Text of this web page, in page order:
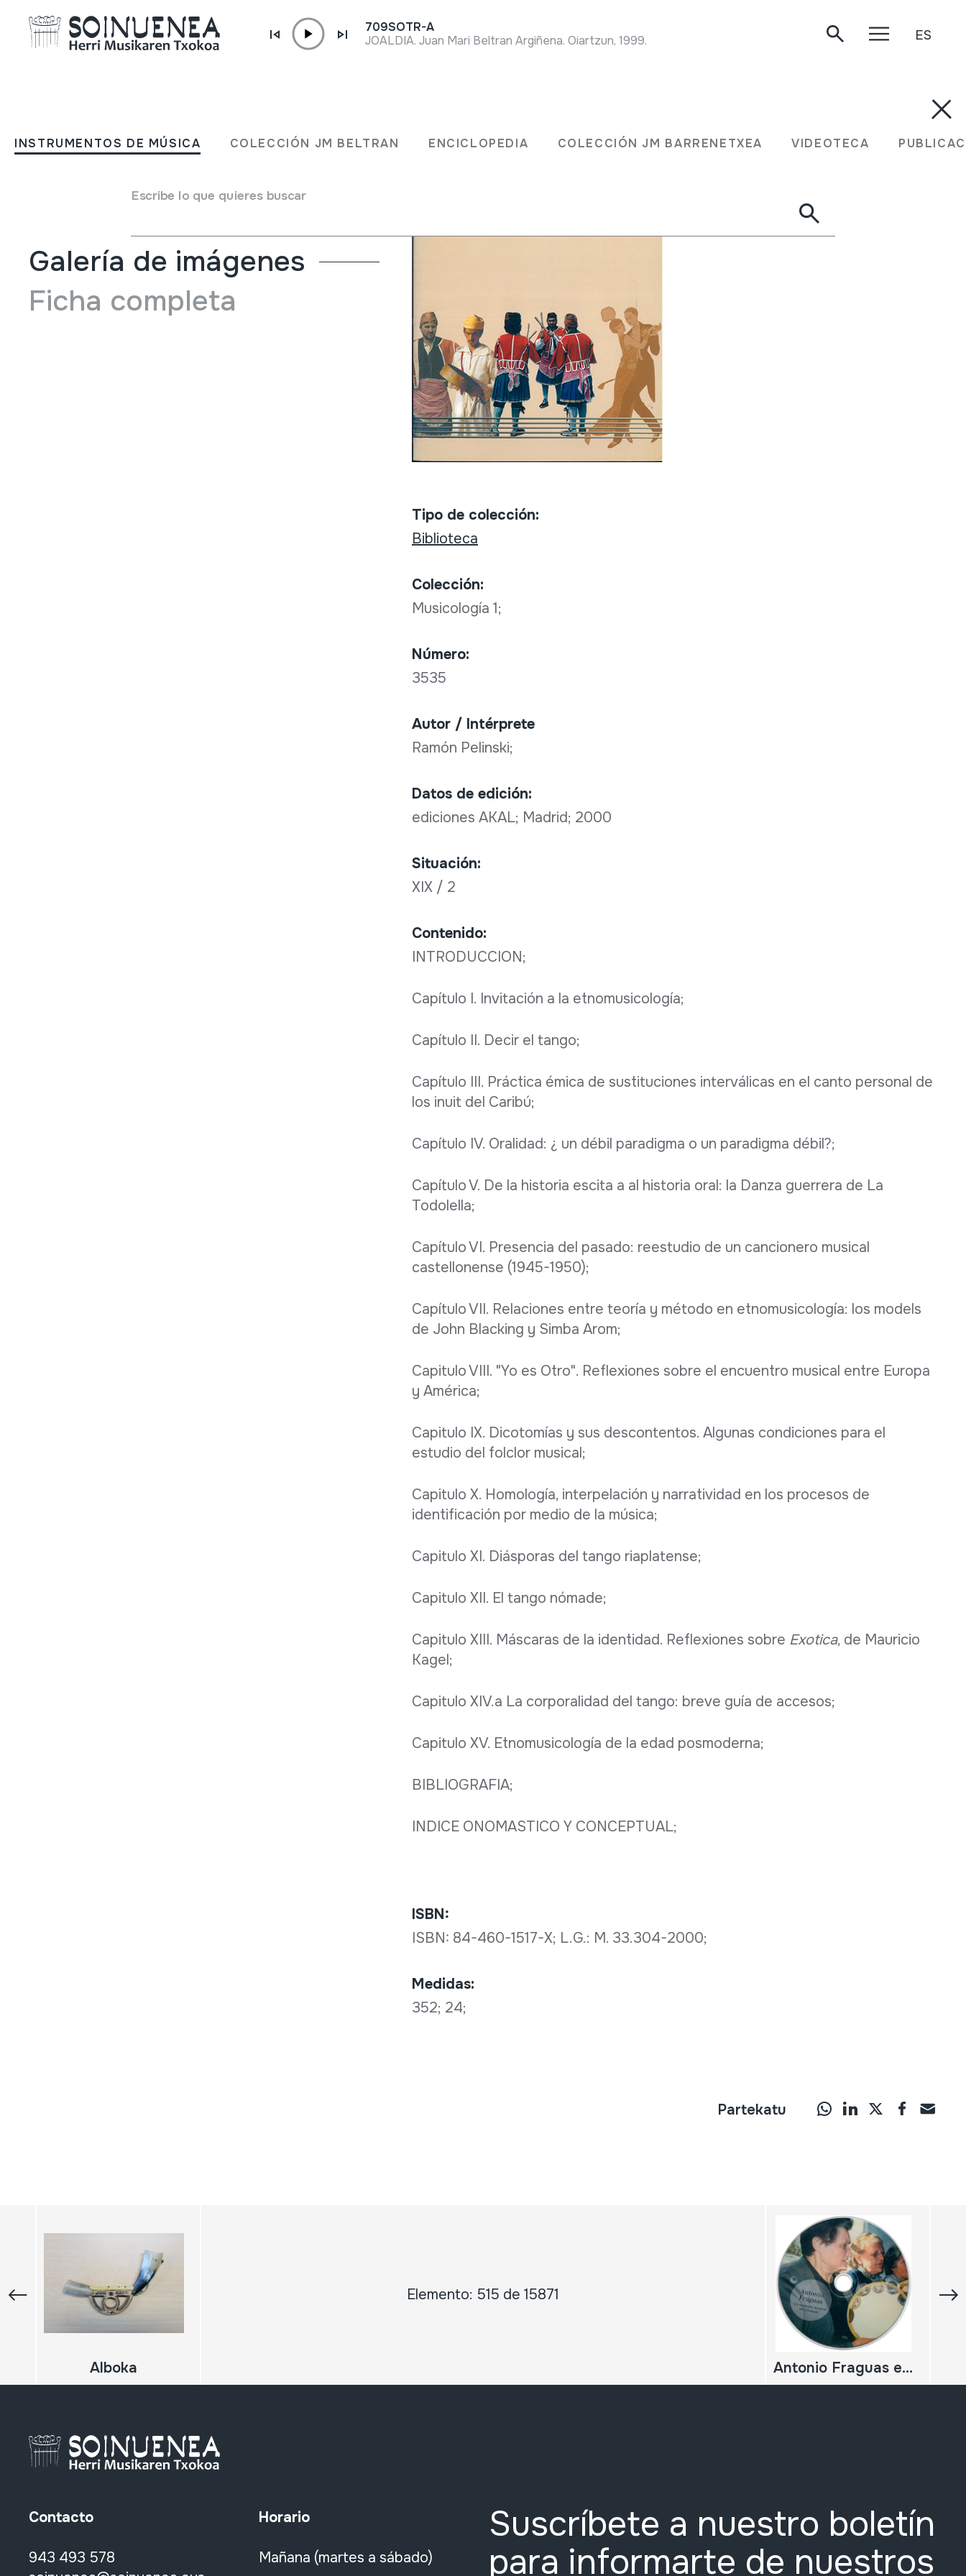
INSTRUMENTOS DE MÚSICA COLECCIÓN JM BELTRAN ENCICLOPEDIA COLECCIÓN JM BARRENETXEA VIDEOTECA
Escribe lo que quieres buscar
709SOTR-A
JOALDIA. Juan Mari Beltran Argiñena. Oiartzun, 1999.
ES
Invitación a la etnomusicología.
Ramón Pelinski;
Galería de imágenes
Ficha completa
Tipo de colección:
Biblioteca
Colección:
Musicología 1;
Número:
3535
Autor / Intérprete
Ramón Pelinski;
Datos de edición:
ediciones AKAL; Madrid; 2000
Situación:
XIX / 2
Contenido:
INTRODUCCION;
Capítulo I. Invitación a la etnomusicología;
Capítulo II. Decir el tango;
Capítulo III. Práctica émica de sustituciones interválicas en el canto personal de
los inuit del Caribú;
Capítulo IV. Oralidad: ¿ un débil paradigma o un paradigma débil?;
Capítulo V. De la historia escita a al historia oral: la Danza guerrera de La
Todolella;
Capítulo VI. Presencia del pasado: reestudio de un cancionero musical
castellonense (1945-1950);
Capítulo VII. Relaciones entre teoría y método en etnomusicología: los models
de John Blacking y Simba Arom;
Capitulo VIII. "Yo es Otro". Reflexiones sobre el encuentro musical entre Europa
y América;
Capitulo IX. Dicotomías y sus descontentos. Algunas condiciones para el
estudio del folclor musical;
Capitulo X. Homología, interpelación y narratividad en los procesos de
identificación por medio de la música;
Capitulo XI. Diásporas del tango riaplatense;
Capitulo XII. El tango nómade;
Capitulo XIII. Máscaras de la identidad. Reflexiones sobre Exotica, de Mauricio
Kagel;
Capitulo XIV.a La corporalidad del tango: breve guía de accesos;
Capitulo XV. Etnomusicología de la edad posmoderna;
BIBLIOGRAFIA;
INDICE ONOMASTICO Y CONCEPTUAL;
ISBN:
ISBN: 84-460-1517-X; L.G.: M. 33.304-2000;
Medidas:
352; 24;
Partekatu
Elemento: 515 de 15871
Alboka Antonio Fraguas e a memoria musical de Cotobade;
Contacto
943 493 578
Horario
Mañana (martes a sábado)
Suscríbete a nuestro boletín
para informarte de nuestros